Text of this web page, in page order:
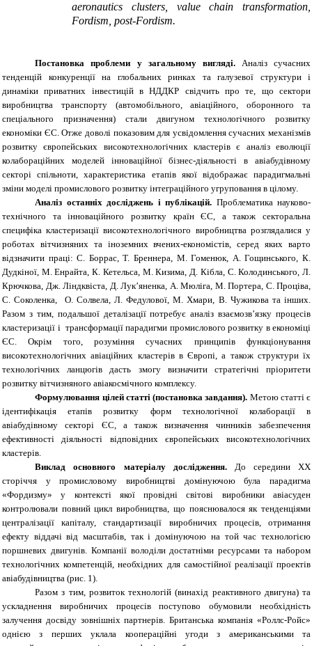
aeronautics clusters, value chain transformation,
Fordism, post-Fordism.
Постановка проблеми у загальному вигляді.Аналіз сучасних
тенденцій конкуренції на глобальних ринках та галузевої структури і
динаміки приватних інвестицій в НДДКР свідчить про те, що сектори
виробництва транспорту (автомобільного, авіаційного, оборонного та
спеціального призначення) стали двигуном технологічного розвитку
економіки ЄС. Отже доволі показовим для усвідомлення сучасних механізмів
розвитку європейських високотехнологічних кластерів є аналіз еволюції
колабораційних моделей інноваційної бізнес-діяльності в авіабудівному
секторі спільноти, характеристика етапів якої відображає парадигмальні
зміни моделі промислового розвитку інтеграційного угруповання в цілому.
Аналіз останніх досліджень і публікацій. Проблематика науково-
технічного та інноваційного розвитку країн ЄС, а також секторальна
специфіка кластеризації високотехнологічного виробництва розглядалися у
роботах вітчизняних та іноземних вчених-економістів, серед яких варто
відзначити праці: С. Боррас, T. Бреннера, М. Гоменюк, А. Гощинського, К.
Дудкіної, М. Енрайта, К. Кетельса, М. Кизима, Д. Кібла, С. Колодинського, Л.
Крючкова, Дж. Ліндквіста, Д. Лук’яненка, A. Мюліга, М. Портера, С. Проціва,
C. Соколенка, О. Солвела, Л. Федулової, М. Хмари, В. Чужикова та інших.
Разом з тим, подальшої деталізації потребує аналіз взаємозв’язку процесів
кластеризації і трансформації парадигми промислового розвитку в економіці
ЄС. Окрім того, розуміння сучасних принципів функціонування
високотехнологічних авіаційних кластерів в Європі, а також структури їх
технологічних ланцюгів дасть змогу визначити стратегічні пріоритети
розвитку вітчизняного авіакосмічного комплексу.
Формулювання цілей статті (постановка завдання). Метою статті є
ідентифікація етапів розвитку форм технологічної колаборації в
авіабудівному секторі ЄС, а також визначення чинників забезпечення
ефективності діяльності відповідних європейських високотехнологічних
кластерів.
Виклад основного матеріалу дослідження. До середини ХХ
сторіччя у промисловому виробництві домінуючою була парадигма
«Фордизму» у контексті якої провідні світові виробники авіасуден
контролювали повний цикл виробництва, що пояснювалося як тенденціями
централізації капіталу, стандартизації виробничих процесів, отримання
ефекту віддачі від масштабів, так і домінуючою на той час технологією
поршневих двигунів. Компанії володіли достатніми ресурсами та набором
технологічних компетенцій, необхідних для самостійної реалізації проектів
авіабудівництва (рис. 1).
Разом з тим, розвиток технологій (винахід реактивного двигуна) та
ускладнення виробничих процесів поступово обумовили необхідність
залучення досвіду зовнішніх партнерів. Британська компанія «Роллс-Ройс»
однією з перших уклала коопераційні угоди з американськими та